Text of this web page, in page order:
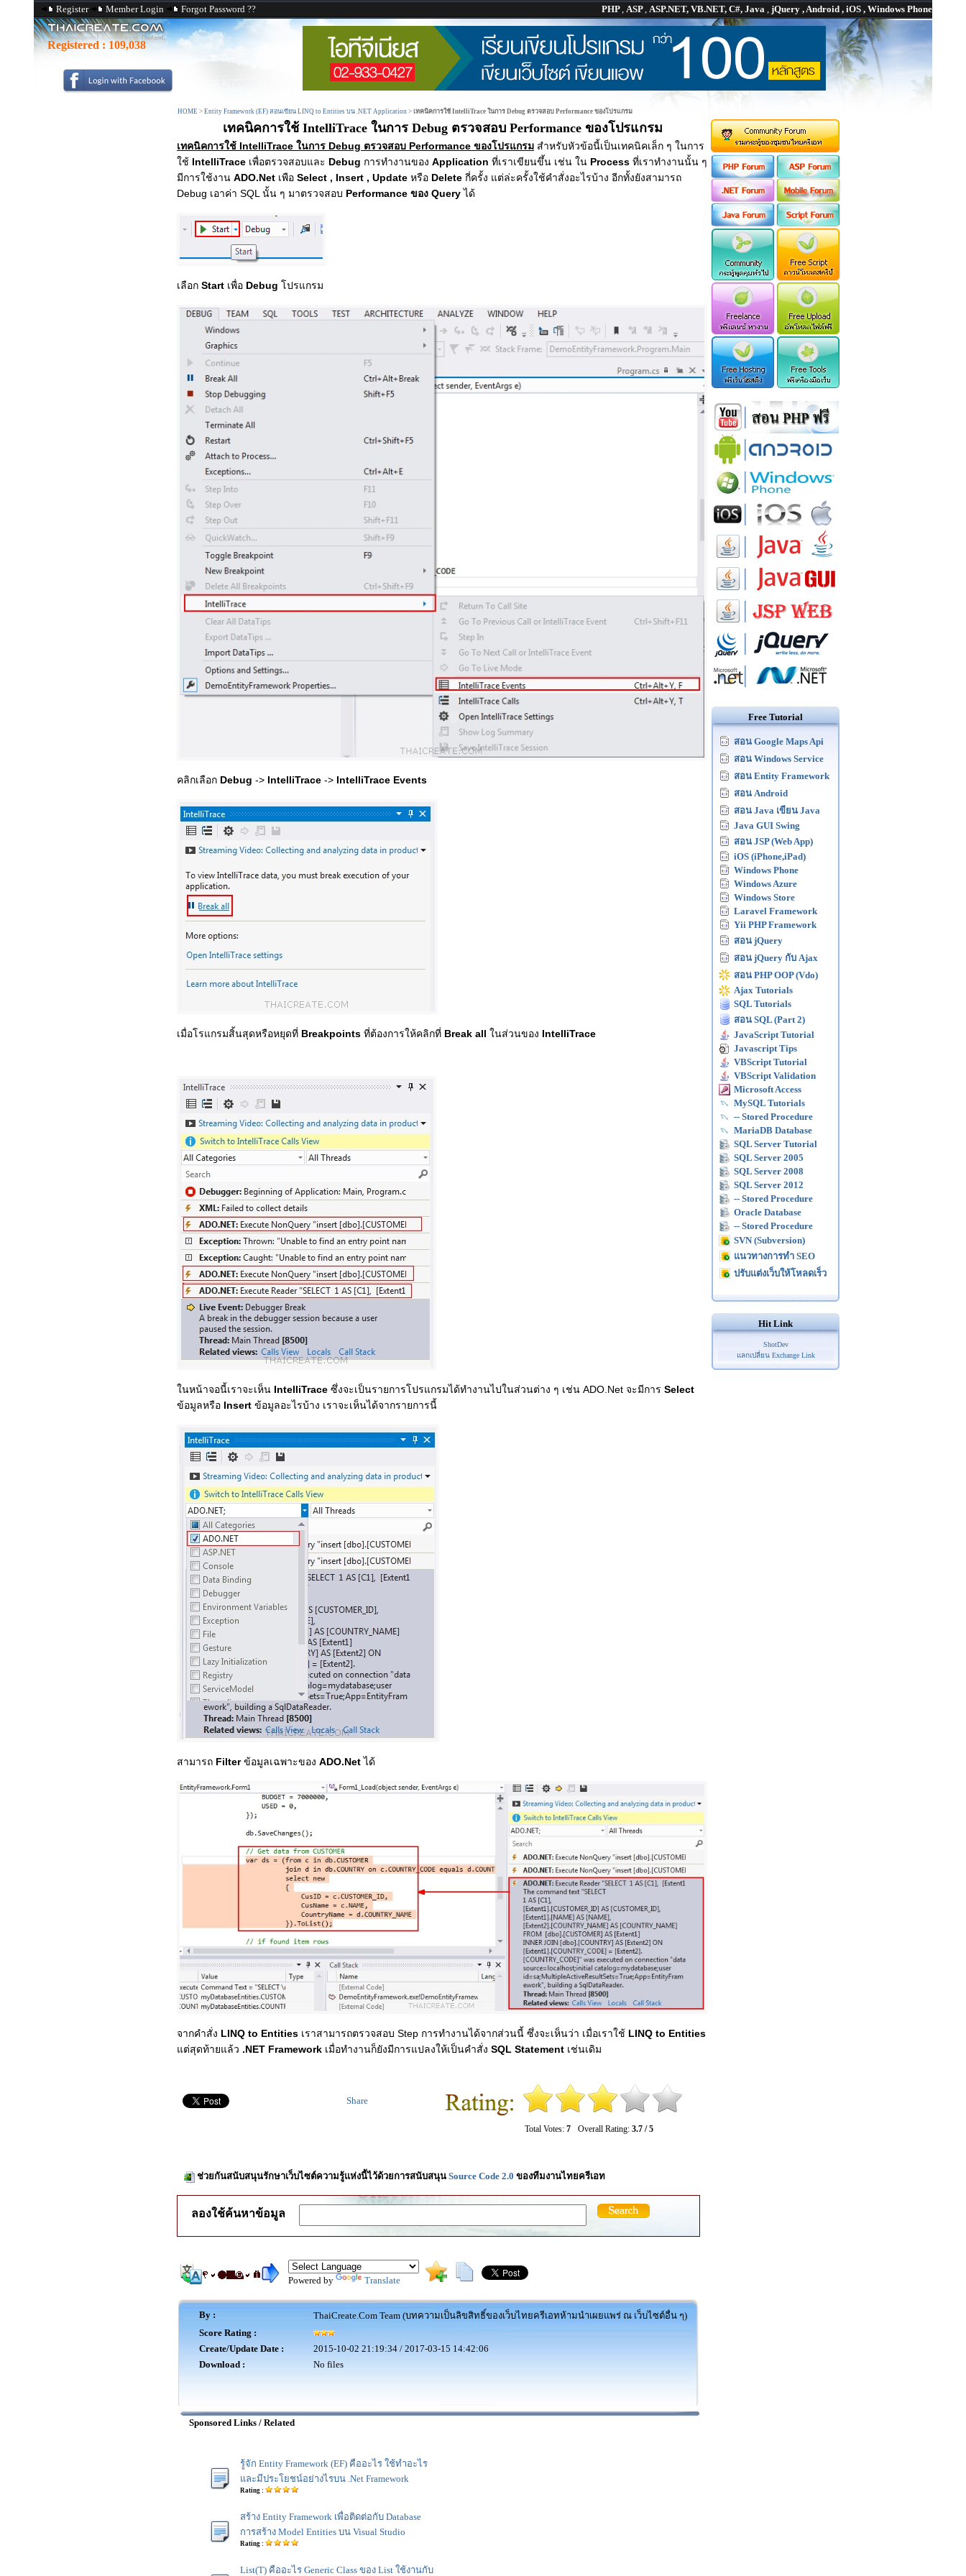
Register Member Login Forgot Password ?? PHP, ASP, ASP.NET, VB.NET, C#, Java , jQuery , Android , iOS , Windows Phone
Registered : 109,038
HOME > Entity Framework (EF) สอนเขียน LINQ to Entities บน .NET Application > เทคนิคการใช้ IntelliTrace ในการ Debug ตรวจสอบ Performance ของโปรแกรม
เทคนิคการใช้ IntelliTrace ในการ Debug ตรวจสอบ Performance ของโปรแกรม
เทคนิคการใช้ IntelliTrace ในการ Debug ตรวจสอบ Performance ของโปรแกรม สำหรับหัวข้อนี้เป็นเทคนิคเล็ก ๆ ในการ
ใช้ IntelliTrace เพื่อตรวจสอบและ Debug การทำงานของ Application ที่เราเขียนขึ้น เช่น ใน Process ที่เราทำงานนั้น ๆ
มีการใช้งาน ADO.Net เพือ Select , Insert , Update หรือ Delete กี่ครั้ง แต่ล่ะครั้งใช้คำสั่งอะไรบ้าง อีกทั้งยังสามารถ
Debug เอาค่า SQL นั้น ๆ มาตรวจสอบ Performance ของ Queryได้
เลือก Start เพื่อ Debug โปรแกรม
คลิกเลือก Debug -> IntelliTrace -> IntelliTrace Events
เมื่อโรแกรมสิ้นสุดหรือหยุดที่ Breakpoints ที่ต้องการให้คลิกที่ Break all ในส่วนของ IntelliTrace
ในหน้าจอนี้เราจะเห็น IntelliTrace ซึ่งจะเป็นรายการโปรแกรมได้ทำงานไปในส่วนต่าง ๆ เช่น ADO.Net จะมีการ Select
ข้อมูลหรือ Insert ข้อมูลอะไรบ้าง เราจะเห็นได้จากรายการนี้
สามารถ Filterข้อมูลเฉพาะของ ADO.Netได้
จากคำสั่ง LINQ to Entities เราสามารถตรวจสอบ Step การทำงานได้จากส่วนนี้ ซึ่งจะเห็นว่า เมื่อเราใช้ LINQ to Entities
แต่สุดท้ายแล้ว .NET Framework เมื่อทำงานก็ยังมีการแปลงให้เป็นคำสั่ง SQL Statement เช่นเดิม
Total Votes: 7 Overall Rating: 3.7 / 5
Share
ช่วยกันสนับสนุนรักษาเว็บไซต์ความรู้แห่งนี้ไว้ด้วยการสนับสนุน Source Code 2.0 ของทีมงานไทยครีเอท
ลองใช้ค้นหาข้อมูล
Powered by Translate
By :
ThaiCreate.Com Team (บทความเป็นลิขสิทธิ์ของเว็บไทยครีเอทห้ามนำเผยแพร่ ณ เว็บไซต์อื่น ๆ)
Score Rating :
Create/Update Date :
2015-10-02 21:19:34 / 2017-03-15 14:42:06
Download :
No files
Sponsored Links / Related
รู้จัก Entity Framework (EF) คืออะไร ใช้ทำอะไร
และมีประโยชน์อย่างไรบน .Net Framework
Rating :
สร้าง Entity Framework เพื่อติดต่อกับ Database
การสร้าง Model Entities บน Visual Studio
Rating :
List(T) คืออะไร Generic Class ของ List ใช้งานกับ
Free Tutorial
สอน Google Maps Api
สอน Windows Service
สอน Entity Framework
สอน Android
สอน Java เขียน Java
Java GUI Swing
สอน JSP (Web App)
iOS (iPhone,iPad)
Windows Phone
Windows Azure
Windows Store
Laravel Framework
Yii PHP Framework
สอน jQuery
สอน jQuery กับ Ajax
สอน PHP OOP (Vdo)
Ajax Tutorials
SQL Tutorials
สอน SQL (Part 2)
JavaScript Tutorial
Javascript Tips
VBScript Tutorial
VBScript Validation
Microsoft Access
MySQL Tutorials
-- Stored Procedure
MariaDB Database
SQL Server Tutorial
SQL Server 2005
SQL Server 2008
SQL Server 2012
-- Stored Procedure
Oracle Database
-- Stored Procedure
SVN (Subversion)
แนวทางการทำ SEO
ปรับแต่งเว็บให้โหลดเร็ว
Hit Link
ShotDev
แลกเปลี่ยน Exchange Link